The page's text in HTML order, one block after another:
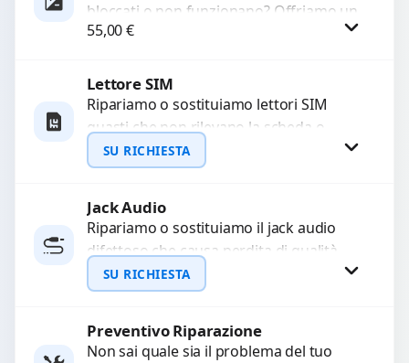
bloccati o non funzionano? Offriamo un
servizio di riparazione o sostituzione
55,00€
Lettore SIM
Ripariamo o sostituiamo lettori SIM
guasti che non rilevano la scheda o
interrompono il segnale. Utilizziamo
ricambi testati e garantiti...
SU RICHIESTA
Richiedi Preventivo
WhatsApp
Jack Audio
Ripariamo o sostituiamo il jack audio
difettoso che causa perdita di qualità
sonora o impossibilità di collegare cuffie
e accessori....
SU RICHIESTA
Richiedi Preventivo
Preventivo Riparazione
Non sai quale sia il problema del tuo